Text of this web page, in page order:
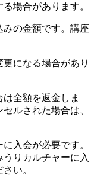
場合があります。
の金額です。講座
になる場合があり
全額を返金しま
ルされた場合は、
入会が必要です。
りカルチャーに入
い。